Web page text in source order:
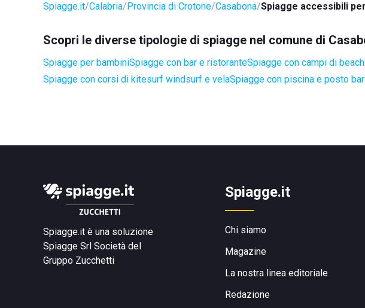
Spiagge.it Calabria Provincia di Crotone Casabona Spiagge accessibili
Scopri le diverse tipologie di spiagge nel comune di
Spiagge per bambiniSpiagge con bar e ristoranteSpiagge con campi di
Spiagge con corsi di kitesurf windsurf e velaSpiagge con piscina e posto
Spiagge.it è una soluzione
Spiagge Srl Società del
Gruppo Zucchetti
Spiagge.it
Chi siamo
Magazine
La nostra linea editoriale
Redazione